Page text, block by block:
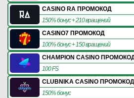
CASINO RA ПРОМОКОД
150% бонус + 210 вращений
CASINO7 ПРОМОКОД
100% бонус + 150 вращений
CHAMPION CASINO
100 FS
CLUBNIKA CASINO ПРОМОКОД
150% бонус